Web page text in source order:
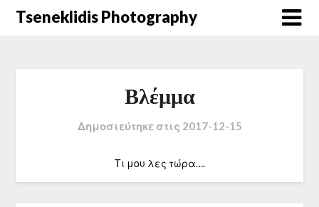
Μετάβαση
Tseneklidis Photography
Βλέμμα
Δημοσιεύτηκε στις 2017-12-15
Τι μου λες τώρα….